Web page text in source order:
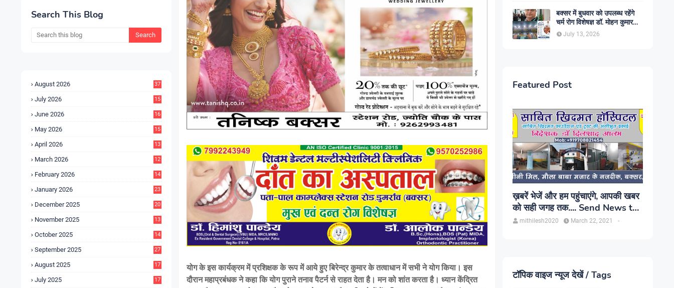
Search This Blog
August 2026 37
July 2026
15
June 2026
16
May 2026
15
April 2026
13
March 2026
12
February 2026
14
January 2026
23
December 2025
20
November 2025
13
October 2025
14
September 2025
27
August 2025
17
July 2025
17
योग के इस कार्यक्रम में प्रशिक्षक के रूप में आये हुए बिरेन्द्र कुमार के तत्वाधान में सभी ने योग किया। इस
दौरान महाप्रबंधक ने कहा कि योग पुराने तनाव पैटर्न से राहत देता है। मन को शांत करता है। ध्यान केंद्रित
बक्सर में बुधवार को उपलब्ध रहेंगे
चर्म रोग विशेषज्ञ डॉ. मोहन कुमार
सिंह, प्रकाश यूरो क्लिनिक में होगा
परामर्श
July 13, 2026
Featured Post
ख़बरें भेजें और हम पहुंचाएंगे, आपकी खबर
को सही जगह तक.... Send News to
us!mithilesh2020 -
March 22, 2021
टॉपिक वाइज न्यूज देखें / Tags